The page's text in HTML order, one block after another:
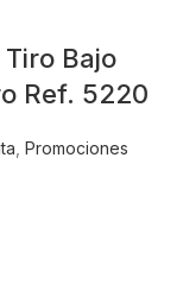
Bajo
Ref. 5220
Promociones